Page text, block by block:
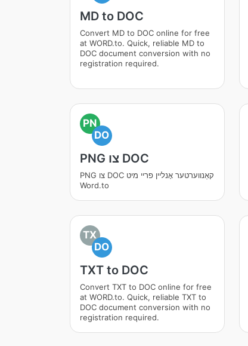
MD to DOC
Convert MD to DOC online for free
at WORD.to. Quick, reliable MD to
DOC document conversion with no
registration required.
PN
DO
PNG צו DOC
PNG צו DOC קאַנווערטער אָנליין פריי מיט
Word.to
TX
DO
TXT to DOC
Convert TXT to DOC online for free
at WORD.to. Quick, reliable TXT to
DOC document conversion with no
registration required.